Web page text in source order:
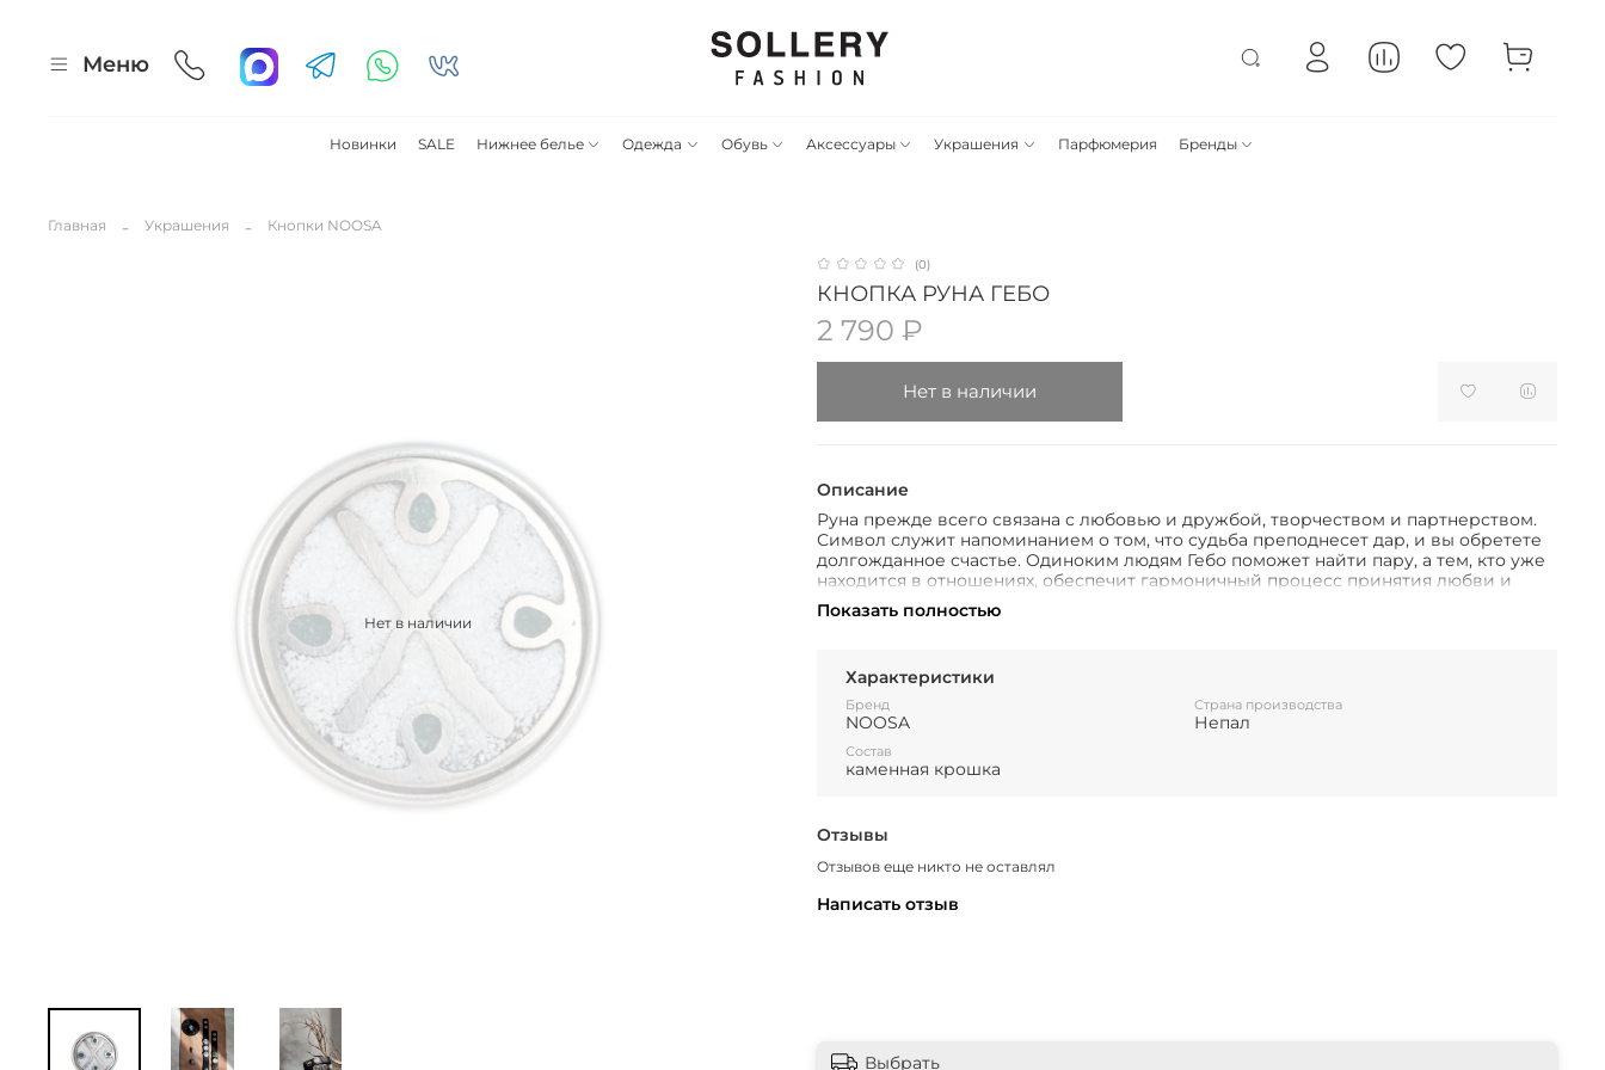
Меню
Новинки SALE Нижнее белье Одежда Обувь Аксессуары Украшения Парфюмерия Бренды
Главная Украшения Кнопки NOOSA
Нет в наличии
(0)
КНОПКА РУНА ГЕБО
2 790 ₽
Нет в наличии
Описание
Руна прежде всего связана с любовью и дружбой, творчеством и партнерством.
Символ служит напоминанием о том, что судьба преподнесет дар, и вы обретете
долгожданное счастье. Одиноким людям Гебо поможет найти пару, а тем, кто уже
находится в отношениях, обеспечит гармоничный процесс принятия любви и
энергии, и их взаимной отдачи. Руна учит быть благодарными и отплачивать
окружающим в ответ на их добро той же монетой. Наконец, этот знак Старшего
Показать полностью
Характеристики
Бренд
NOOSA
Страна производства
Непал
Состав
каменная крошка
Отзывы
Отзывов еще никто не оставлял
Написать отзыв
Выбрать